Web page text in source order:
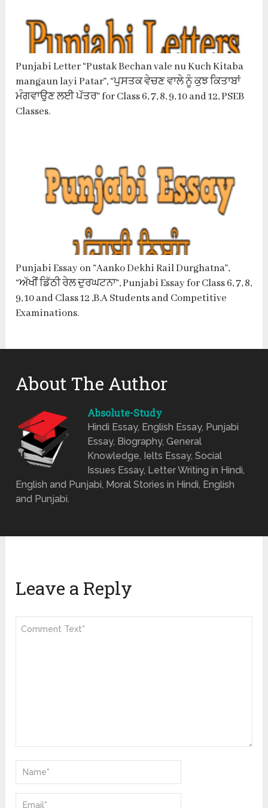
Punjabi Letter “Pustak Bechan vale nu Kuch Kitaba
mangaun layi Patar”, “ਪੁਸਤਕ ਵੇਚਣ ਵਾਲੇ ਨੂੰ ਕੁਝ ਕਿਤਾਬਾਂ
ਮੰਗਵਾਉਣ ਲਈ ਪੱਤਰ” for Class 6, 7, 8, 9, 10 and 12, PSEB
Classes.
Punjabi Essay on “Aanko Dekhi Rail Durghatna”,
“ਅੱਖੀਂ ਡਿੱਠੀ ਰੇਲ ਦੁਰਘਟਨਾ”, Punjabi Essay for Class 6, 7, 8,
9, 10 and Class 12 ,B.A Students and Competitive
Examinations.
About The Author
Absolute-Study
Hindi Essay, English Essay, Punjabi
Essay, Biography, General
Knowledge, Ielts Essay, Social
Issues Essay, Letter Writing in Hindi,
English and Punjabi, Moral Stories in Hindi, English
and Punjabi.
Leave a Reply